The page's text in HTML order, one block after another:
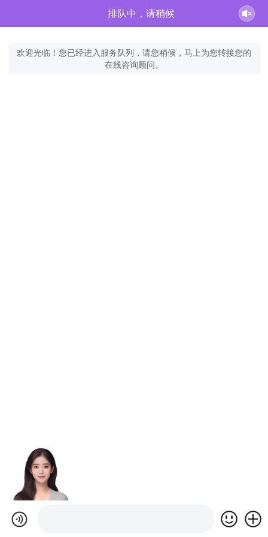
排队中，请稍候
欢迎光临！您已经进入服务队列，请您稍候，马上为您转接您的
在线咨询顾问。